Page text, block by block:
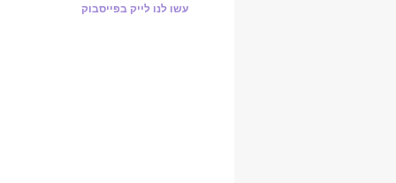
עשו לנו לייק בפייסבוק